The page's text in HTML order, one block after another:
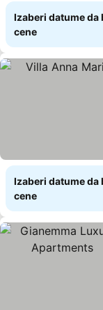
Izaberi datume da
cene
Izaberi datume da
cene